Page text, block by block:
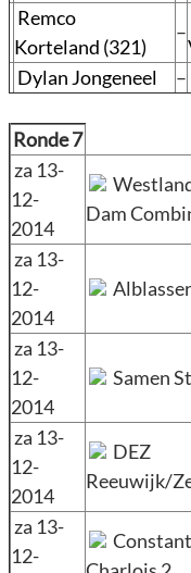
Remco
Korteland (321)
–
Dylan Jongeneel
–
Ronde 7
za 13-
12-
2014
Dam
za 13-
12-
2014
za 13-
12-
2014
Samen
za 13-
12-
2014
DEZ
Reeuwijk/
za 13-
12-
Constant